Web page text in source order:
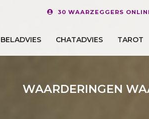
30 WAARZEGGERS
BELADVIES CHATADVIES TAROT
WAARDERINGEN